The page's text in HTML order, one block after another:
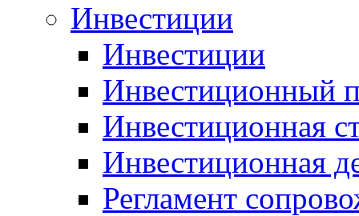
Инвестиции
Инвестиции
Инвестиционный
Инвестиционная
Инвестиционная
Регламент